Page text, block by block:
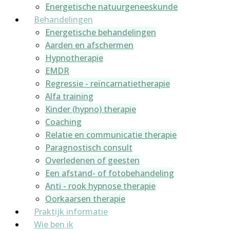
Energetische natuurgeneeskunde
Behandelingen
Energetische behandelingen
Aarden en afschermen
Hypnotherapie
EMDR
Regressie - reïncarnatietherapie
Alfa training
Kinder (hypno) therapie
Coaching
Relatie en communicatie therapie
Paragnostisch consult
Overledenen of geesten
Een afstand- of fotobehandeling
Anti - rook hypnose therapie
Oorkaarsen therapie
Praktijk informatie
Wie ben ik